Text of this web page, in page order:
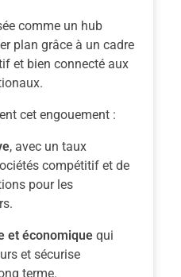
comme un hub
plan grâce à un cadre
et bien connecté aux
cet engouement :
, avec un taux
compétitif et de
pour les
et économique qui
et sécurise
terme.